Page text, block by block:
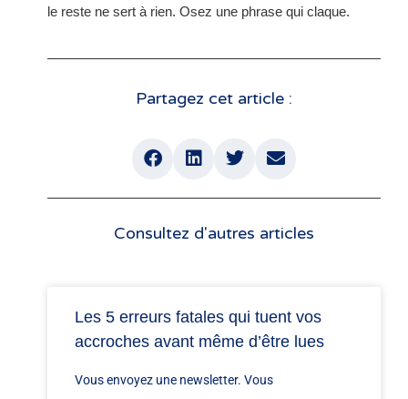
le reste ne sert à rien. Osez une phrase qui claque.
Partagez cet article :
Consultez d'autres articles
Les 5 erreurs fatales qui tuent vos
accroches avant même d’être lues
Vous envoyez une newsletter. Vous